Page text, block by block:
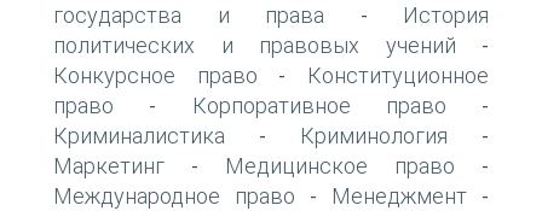
государства и права -
История
политических и правовых учений -
Конкурсное право -
Конституционное
право - Корпоративное право -
Криминалистика - Криминология -
Маркетинг - Медицинское право -
Международное право - Менеджмент -